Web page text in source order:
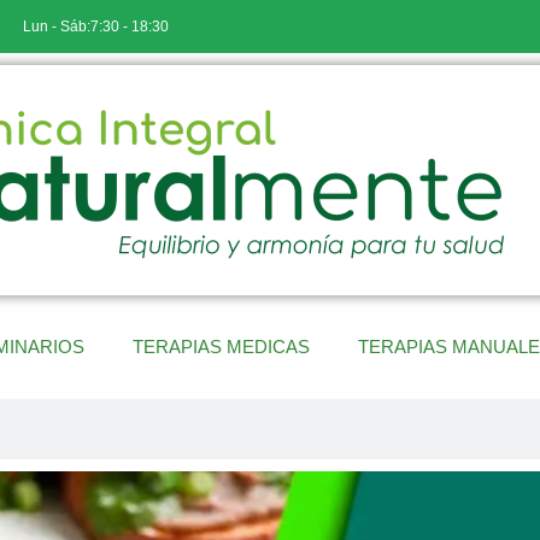
Lun - Sáb:7:30 - 18:30
TERAPIAS MEDICAS TERAPIAS